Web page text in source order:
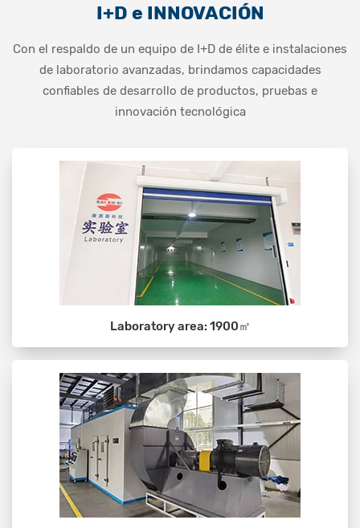
I+D e INNOVACIÓN
Con el respaldo de un equipo de I+D de élite e instalaciones
de laboratorio avanzadas, brindamos capacidades
confiables de desarrollo de productos, pruebas e
innovación tecnológica
Laboratory area: 1900㎡